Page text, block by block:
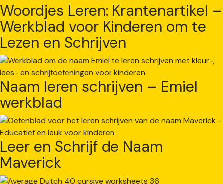
Woordjes Leren: Krantenartikel –
Werkblad voor Kinderen om te
Lezen en Schrijven
Naam leren schrijven – Emiel
werkblad
Leer en Schrijf de Naam
Maverick